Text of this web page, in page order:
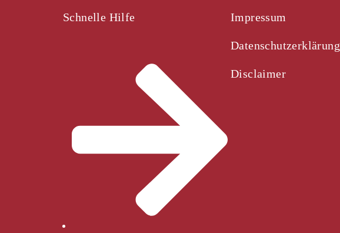
Schnelle Hilfe Impressum
Datenschutzerklärung
Disclaimer